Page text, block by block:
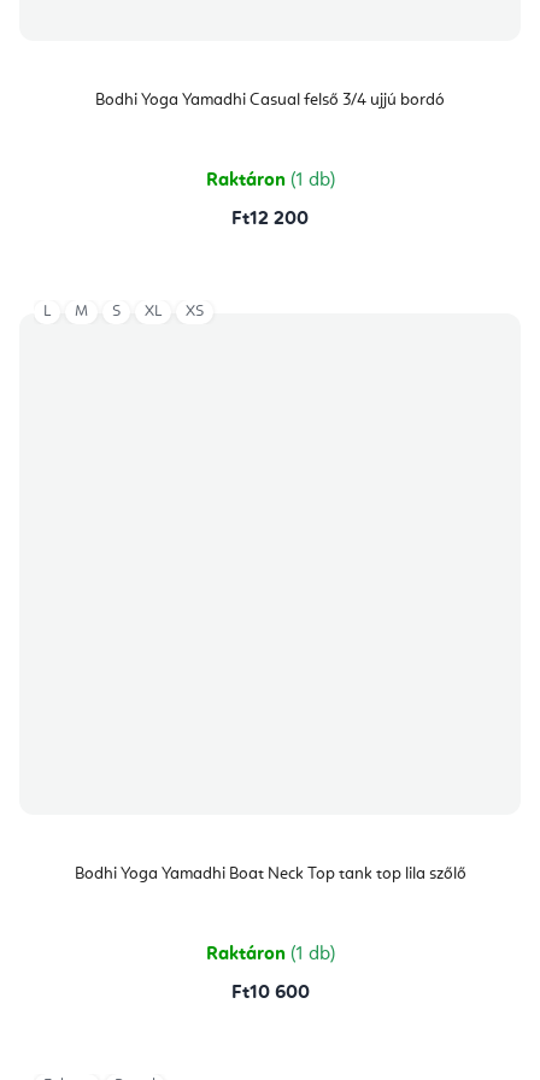
Bodhi Yoga Yamadhi Casual felső 3/4 ujjú bordó
Raktáron (1 db)
Ft12 200
Bodhi Yoga Yamadhi Boat Neck Top tank top lila szőlő
Raktáron (1 db)
Ft10 600
L M S XL XS